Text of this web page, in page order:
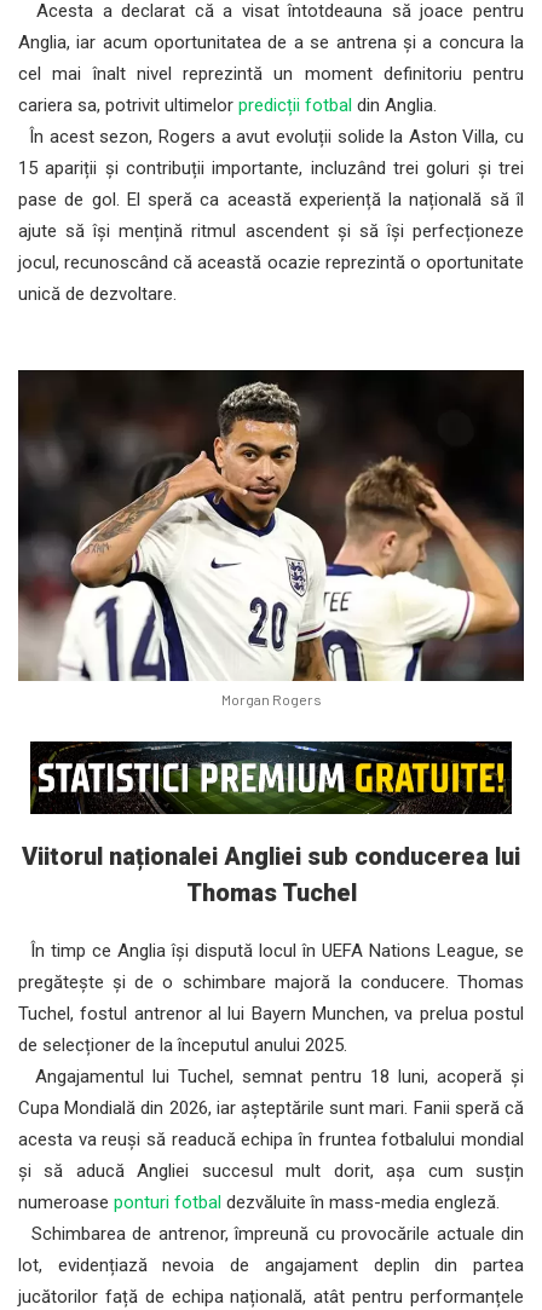
Acesta a declarat că a visat întotdeauna să joace pentru
Anglia, iar acum oportunitatea de a se antrena și a concura la
cel mai înalt nivel reprezintă un moment definitoriu pentru
cariera sa, potrivit ultimelor predicții fotbal din Anglia.
În acest sezon, Rogers a avut evoluții solide la Aston Villa, cu
15 apariții și contribuții importante, incluzând trei goluri și trei
pase de gol. El speră ca această experiență la națională să îl
ajute să își mențină ritmul ascendent și să își perfecționeze
jocul, recunoscând că această ocazie reprezintă o oportunitate
unică de dezvoltare.
Morgan Rogers
Viitorul naționalei Angliei sub conducerea lui
Thomas Tuchel
În timp ce Anglia își dispută locul în UEFA Nations League, se
pregătește și de o schimbare majoră la conducere. Thomas
Tuchel, fostul antrenor al lui Bayern Munchen, va prelua postul
de selecționer de la începutul anului 2025.
Angajamentul lui Tuchel, semnat pentru 18 luni, acoperă și
Cupa Mondială din 2026, iar așteptările sunt mari. Fanii speră că
acesta va reuși să readucă echipa în fruntea fotbalului mondial
și să aducă Angliei succesul mult dorit, așa cum susțin
numeroase ponturi fotbal dezvăluite în mass-media engleză.
Schimbarea de antrenor, împreună cu provocările actuale din
lot, evidențiază nevoia de angajament deplin din partea
jucătorilor față de echipa națională, atât pentru performanțele